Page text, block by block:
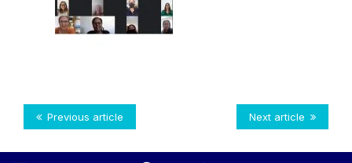
Next article
Previous article